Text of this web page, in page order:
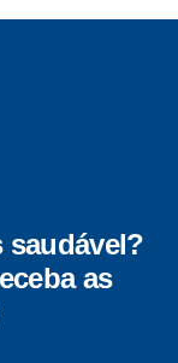
saudável?
as